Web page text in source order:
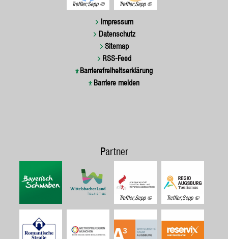
Treffler;Sepp Treffler;Sepp
Impressum
Datenschutz
Sitemap
RSS-Feed
Barrierefreiheitserklärung
Barriere melden
Partner
Treffler;Sepp Treffler;Sepp